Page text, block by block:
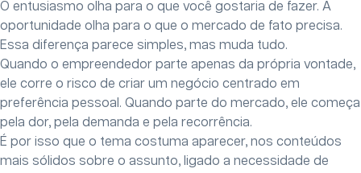
O entusiasmo olha para o que você gostaria de fazer. A
oportunidade olha para o que o mercado de fato precisa.
Essa diferença parece simples, mas muda tudo.
Quando o empreendedor parte apenas da própria vontade,
ele corre o risco de criar um negócio centrado em
preferência pessoal. Quando parte do mercado, ele começa
pela dor, pela demanda e pela recorrência.
É por isso que o tema costuma aparecer, nos conteúdos
mais sólidos sobre o assunto, ligado a necessidade de